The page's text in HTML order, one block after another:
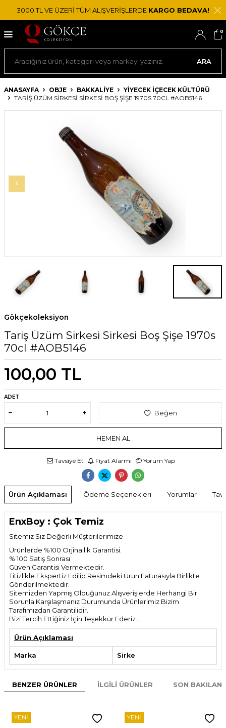
W
h
t
s
p
p
D
e
s
e
H
a
t
t
3000 TL VE ÜZERİ TÜM ALIŞVERİŞLERDE KARGO BEDAVA!
ARA
0
ANASAYFA OBJE BAKKALIYE
YIYECEK İÇECEK KÜLTÜRÜ
TARIŞ ÜZÜM SIRKESI SIRKESI BOŞ ŞIŞE 1970S 70CL #AOB5146
Gökçekoleksiyon
Tariş Üzüm Sirkesi Sirkesi Boş Şişe 1970s
70cl #AOB5146
100,00 TL
ADET
Beğen
HEMEN AL
Tavsiye Et Fiyat Alarmı Yorum Yap
Ürün Açıklaması Ödeme Seçenekleri Yorumlar
EnxBoy : Çok Temiz
Sitemiz Siz Değerli Müşterilerimize
Ürünlerde %100 Orjinallık Garantisi.
% 100 Satış Sonrası
Güven Garantisi Vermektedir.
Titizlikle Ekspertiz Edilip Resimdeki Ürün Faturasıyla Birlikte
Gönderilmektedir.
Sitemizden Yapmış Olduğunuz Alışverişlerde Herhangi Bir
Sorunla Karşılaşmanız Durumunda Ürünlerimiz Bizim
Tarafımızdan Garantilidir.
Bizi Tercih Ettiğiniz İçin Teşekkür Ederiz...
Ürün Açıklaması
Marka Sirke
BENZER ÜRÜNLER İLGILI ÜRÜNLER SON
YENI YENI